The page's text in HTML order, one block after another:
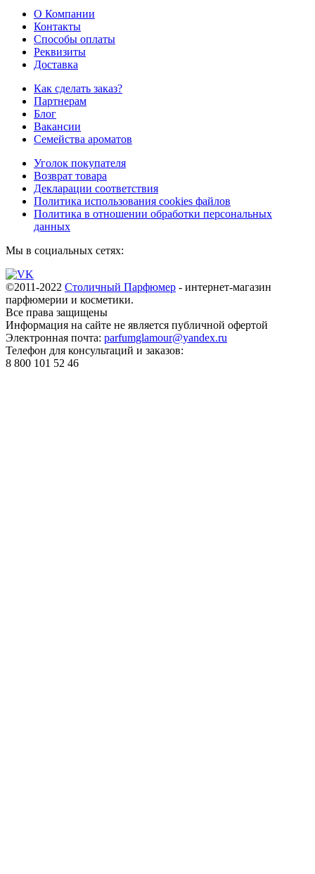
О Компании
Контакты
Способы оплаты
Реквизиты
Доставка
Как сделать заказ?
Партнерам
Блог
Вакансии
Семейства ароматов
Уголок покупателя
Возврат товара
Декларации соответствия
Политика использования cookies файлов
Политика в отношении обработки персональных
данных
Мы в социальных сетях:
©2011-2022 Столичный Парфюмер - интернет-магазин
парфюмерии и косметики.
Все права защищены
Информация на сайте не является публичной офертой
Электронная почта: parfumglamour@yandex.ru
Телефон для консультаций и заказов:
8 800 101 52 46